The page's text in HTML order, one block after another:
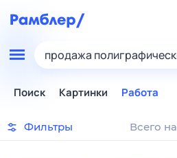
продажа
Поиск Картинки Работа
Фильтры Всего